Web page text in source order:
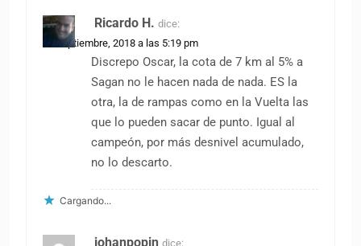
Ricardo H. dice:
27 septiembre, 2018 a las 5:19 pm
Discrepo Oscar, la cota de 7 km al 5% a
Sagan no le hacen nada de nada. ES la
otra, la de rampas como en la Vuelta las
que lo pueden sacar de punto. Igual al
campeón, por más desnivel acumulado,
no lo descarto.
Cargando...
johanpopin dice: